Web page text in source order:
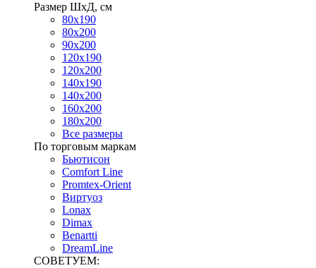
Размер ШхД, см
80х190
80х200
90х200
120х190
120х200
140х190
140х200
160х200
180х200
Все размеры
По торговым маркам
Бьютисон
Comfort Line
Promtex-Orient
Виртуоз
Lonax
Dimax
Benartti
DreamLine
СОВЕТУЕМ: